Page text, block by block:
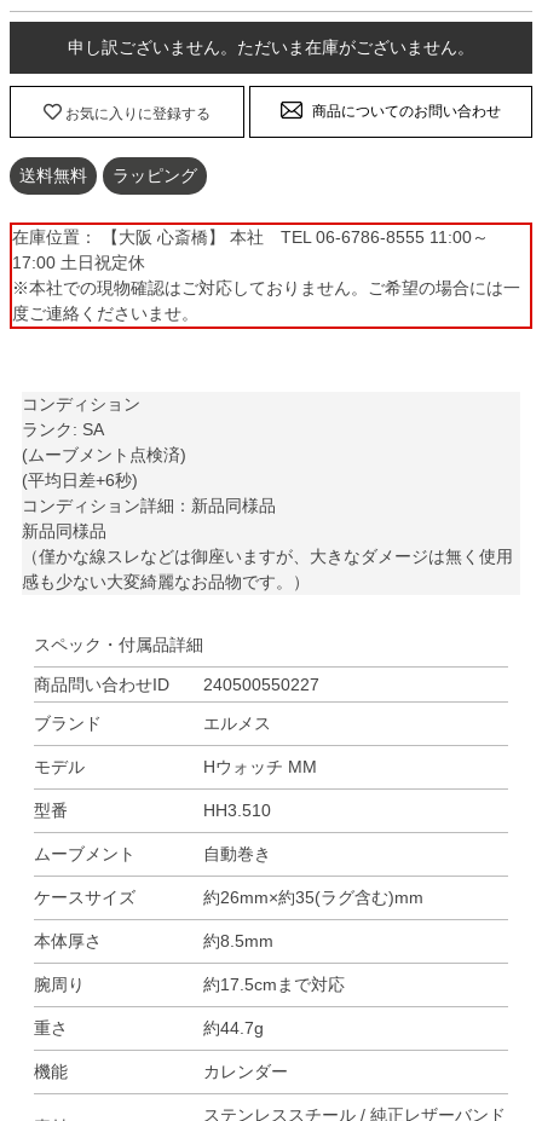
申し訳ございません。ただいま在庫がございません。
お気に入りに登録する 商品についてのお問い合わせ
送料無料 ラッピング
在庫位置： 【大阪 心斎橋】 本社 TEL 06-6786-8555 11:00～
17:00 土日祝定休
※本社での現物確認はご対応しておりません。ご希望の場合には一
度ご連絡くださいませ。
コンディション
ランク: SA
(ムーブメント点検済)
(平均日差+6秒)
コンディション詳細：新品同様品
新品同様品
（僅かな線スレなどは御座いますが、大きなダメージは無く使用
感も少ない大変綺麗なお品物です。）
スペック・付属品詳細
商品問い合わせID
240500550227
ブランド
エルメス
モデル Hウォッチ MM
型番 HH3.510
ムーブメント 自動巻き
ケースサイズ 約26mm×約35(ラグ含む)mm
本体厚さ 約8.5mm
腕周り 約17.5cmまで対応
重さ 約44.7g
機能 カレンダー
ステンレススチール / 純正レザーバンド